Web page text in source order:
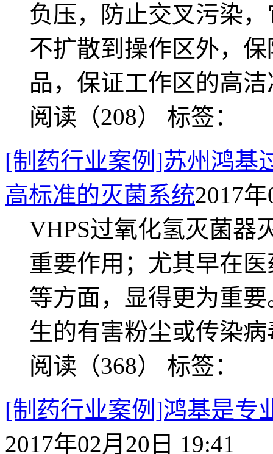
负压，防止交叉污染
不扩散到操作区外，
品，保证工作区的高
阅读（208） 标签：
[制药行业案例]苏州鸿基
高标准的灭菌系统2017
VHPS过氧化氢灭菌器
重要作用；尤其早在
等方面，显得更为重
生的有害粉尘或传染
阅读（368） 标签：
[制药行业案例]鸿基是专
2017年02月20日 19:41